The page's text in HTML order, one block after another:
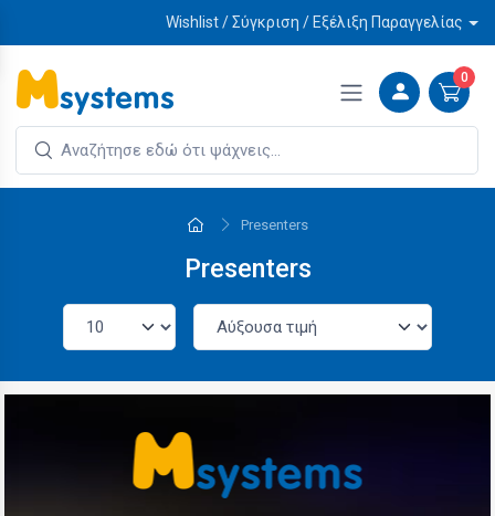
Wishlist / Σύγκριση / Εξέλιξη Παραγγελίας
0
Presenters
Presenters